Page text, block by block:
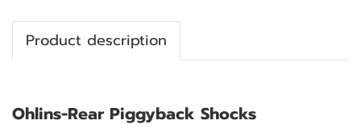
Product description
Ohlins-Rear Piggyback Shocks